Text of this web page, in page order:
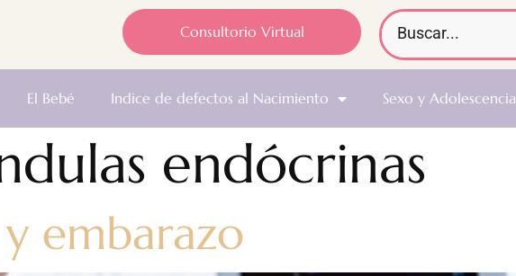
Consultorio Virtual
El Bebé Indice de defectos al Nacimiento Sexo y Adolescencia
endócrinas
embarazo